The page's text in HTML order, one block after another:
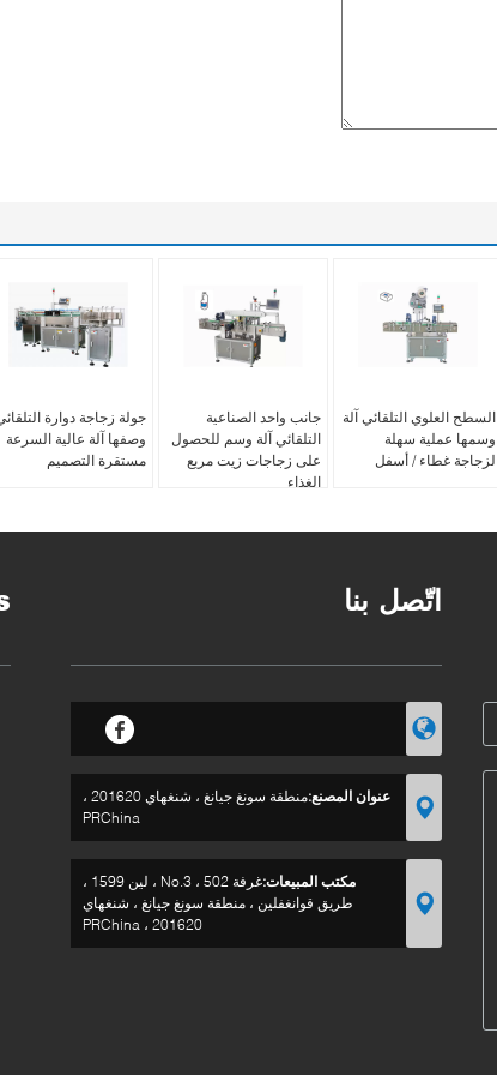
جولة زجاجة دوارة
وصفها آلة عالية السرعة
مستقرة التصميم
جانب واحد الصناعية
التلقائي آلة وسم للحصول
على زجاجات زيت مربع
الغذاء
السطح العلوي التلقائي آلة
وسمها عملية سهلة
لزجاجة غطاء / أسفل
اتّصل بنا
عنوان المصنع:
منطقة سونغ جيانغ ، شنغهاي 201620 ،
PRChina
مكتب المبيعات:
غرفة 502 ، No.3 ، لين 1599 ،
طريق قوانغفلين ، منطقة سونغ جيانغ ، شنغهاي
201620 ، PRChina